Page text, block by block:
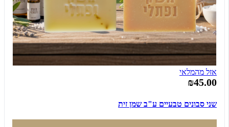
אזל מהמלאי
₪45.00
שני סבונים טבעיים ע"ב שמן זית